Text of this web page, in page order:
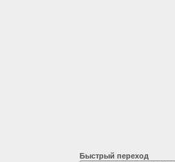
Быстрый переход